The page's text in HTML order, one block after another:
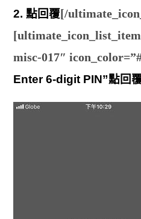
2. 點回覆[/
misc-017″
Enter 6-digit PIN”點回